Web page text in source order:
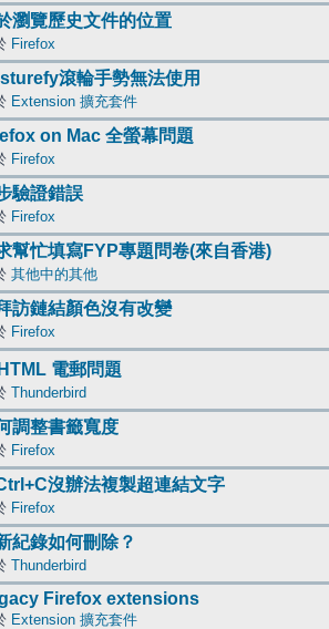
瀏覽歷史文件的位置
Firefox
滾輪手勢無法使用
Extension 擴充套件
on Mac 全螢幕問題
Firefox
驗證錯誤
Firefox
幫忙填寫FYP專題問卷(來自香港)
其他中的其他
訪鏈結顏色沒有改變
Firefox
HTML 電郵問題
Thunderbird
調整書籤寬度
Firefox
沒辦法複製超連結文字
Firefox
紀錄如何刪除？
Thunderbird
Firefox extensions
Extension 擴充套件